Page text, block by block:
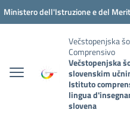
Vai ai contenuti
Vai al menu di navigazione
Vai al footer
Ministero dell'Istruzione e del
Večstopenjska
Comprensivo
Večstopenjska
slovenskim
Istituto
lingua
slovena